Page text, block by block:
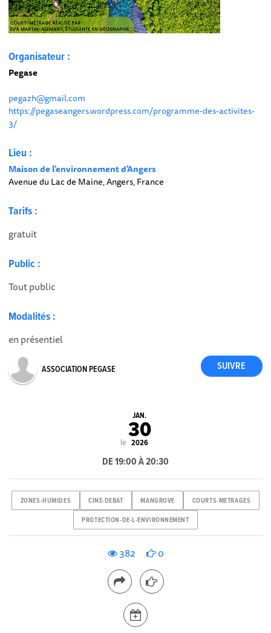
Organisateur :
Pegase
pegazh@gmail.com
https://pegaseangers.wordpress.com/programme-des-activites-
3/
Lieu :
Maison de l'environnement d'Angers
Avenue du Lac de Maine, Angers, France
Tarifs :
gratuit
Public :
Tout public
Modalités :
en présentiel
ASSOCIATION PEGASE
le
JAN.
30
2026
DE 19:00 À 20:30
ZONES-HUMIDES CINE-DEBAT MANGROVE COURTS-METRAGES
PROTECTION-DE-L-ENVIRONNEMENT
382 0